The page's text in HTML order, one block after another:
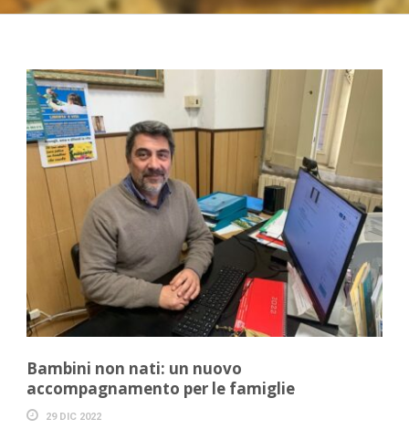
Bambini non nati: un nuovo
accompagnamento per le famiglie
29 DIC 2022